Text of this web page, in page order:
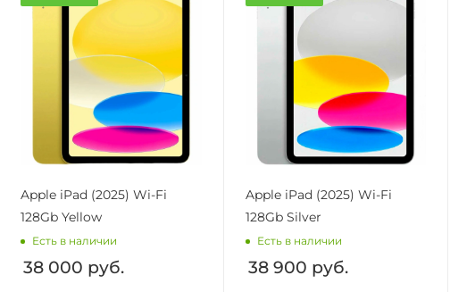
Apple iPad (2025) Wi-Fi
128Gb Yellow
Есть в наличии
38 000 руб.
Apple iPad (2025) Wi-Fi
128Gb Silver
Есть в наличии
38 900 руб.